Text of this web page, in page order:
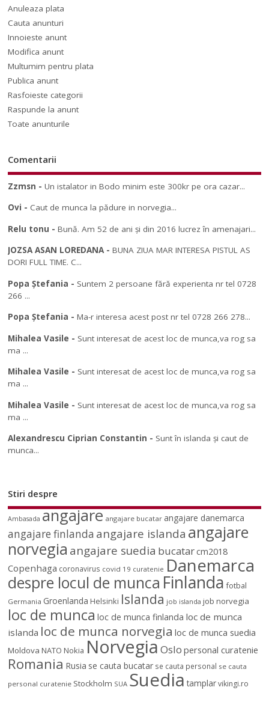
Anuleaza plata
Cauta anunturi
Innoieste anunt
Modifica anunt
Multumim pentru plata
Publica anunt
Rasfoieste categorii
Raspunde la anunt
Toate anunturile
Comentarii
Zzmsn -Un istalator in Bodo minim este 300kr pe ora cazar...
Ovi - Caut de munca la pădure in norvegia...
Relu tonu -Bună. Am 52 de ani și din 2016 lucrez în amenajari...
JOZSA ASAN LOREDANA-BUNA ZIUA MAR INTERESA PISTUL AS
DORI FULL TIME. C...
Popa Ștefania - Suntem 2 persoane fără experienta nr tel 0728
266 ...
Popa Ștefania -Ma-r interesa acest post nr tel 0728 266 278...
Mihalea Vasile - Sunt interesat de acest loc de munca,va rog sa
ma ...
Mihalea Vasile - Sunt interesat de acest loc de munca,va rog sa
ma ...
Mihalea Vasile - Sunt interesat de acest loc de munca,va rog sa
ma ...
Alexandrescu Ciprian Constantin - Sunt în islanda și caut de
munca...
Stiri despre
Ambasada angajare angajare bucatar angajare danemarca
angajare finlanda angajare islanda angajare
norvegia angajare suedia bucatarcm2018
Copenhaga coronavirus covid 19 curatenie Danemarca
despre locul de munca Finlanda fotbal
Germania Groenlanda Helsinki Islanda job islanda job norvegia
loc de munca loc de munca finlanda loc de munca
islanda loc de munca norvegia loc de munca suedia
Moldova NATO Nokia NorvegiaOslo personal curatenie
Romania Rusia se cauta bucatar se cauta personal se cauta
personal curatenie Stockholm SUA Suedia tamplar vikingi.ro